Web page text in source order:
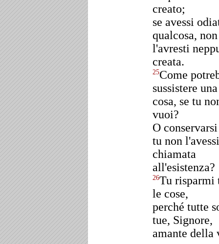
creato;
se avessi
qualcosa, non
l'avresti
creata.
25Come
sussistere una
cosa, se tu
vuoi?
O conservarsi
tu non l'avessi
chiamata
all'esistenza?
26Tu risparmi
le cose,
perché tutte
tue, Signore,
amante della